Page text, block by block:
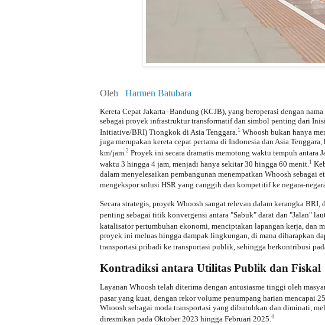
Oleh Harmen Batubara
Kereta Cepat Jakarta–Bandung (KCJB), yang beroperasi dengan
sebagai proyek infrastruktur transformatif dan simbol penting dari
Initiative/BRI) Tiongkok di Asia Tenggara. 1 Whoosh bukan hanya
juga merupakan kereta cepat pertama di Indonesia dan Asia
km/jam.2 Proyek ini secara dramatis memotong waktu tempuh antara
waktu 3 hingga 4 jam, menjadi hanya sekitar 30 hingga 60 menit.1
dalam menyelesaikan pembangunan menempatkan Whoosh sebagai
mengekspor solusi HSR yang canggih dan kompetitif ke negara-
Secara strategis, proyek Whoosh sangat relevan dalam kerangka BRI,
penting sebagai titik konvergensi antara "Sabuk" darat dan "Jalan"
katalisator pertumbuhan ekonomi, menciptakan lapangan kerja, dan
proyek ini meluas hingga dampak lingkungan, di mana diharapkan
transportasi pribadi ke transportasi publik, sehingga berkontribusi
Kontradiksi antara Utilitas Publik dan Fiskal
Layanan Whoosh telah diterima dengan antusiasme tinggi oleh
pasar yang kuat, dengan rekor volume penumpang harian mencapai
Whoosh sebagai moda transportasi yang dibutuhkan dan diminati,
diresmikan pada Oktober 2023 hingga Februari 2025.4